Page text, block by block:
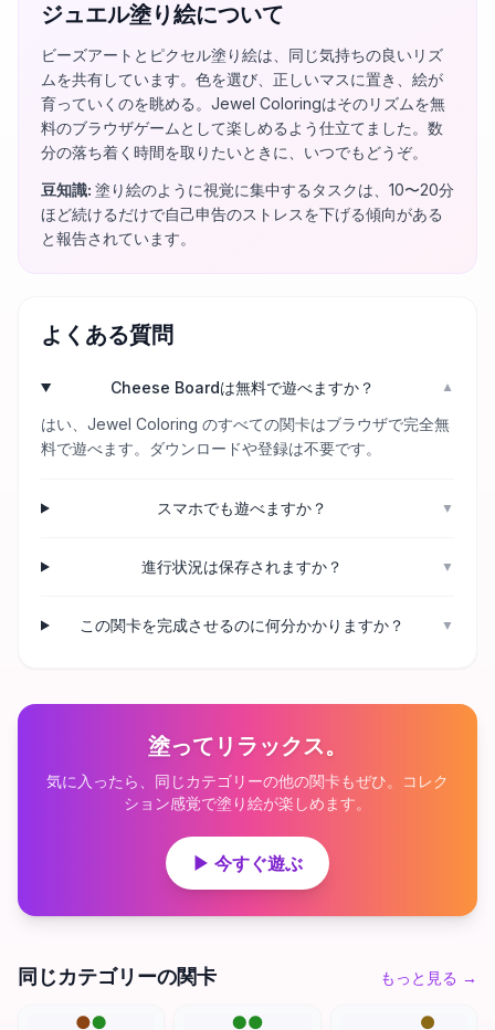
ジュエル塗り絵について
ビーズアートとピクセル塗り絵は、同じ気持ちの良いリズ
ムを共有しています。色を選び、正しいマスに置き、絵が
育っていくのを眺める。Jewel Coloringはそのリズムを無
料のブラウザゲームとして楽しめるよう仕立てました。数
分の落ち着く時間を取りたいときに、いつでもどうぞ。
豆知識: 塗り絵のように視覚に集中するタスクは、10〜20分
ほど続けるだけで自己申告のストレスを下げる傾向がある
と報告されています。
よくある質問
Cheese Boardは無料で遊べますか？ ▼
はい、Jewel Coloring のすべての関卡はブラウザで完全無
料で遊べます。ダウンロードや登録は不要です。
スマホでも遊べますか？ ▼
進行状況は保存されますか？ ▼
この関卡を完成させるのに何分かかりますか？ ▼
塗ってリラックス。
気に入ったら、同じカテゴリーの他の関卡もぜひ。コレク
ション感覚で塗り絵が楽しめます。
▶ 今すぐ遊ぶ
同じカテゴリーの関卡 もっと見る →